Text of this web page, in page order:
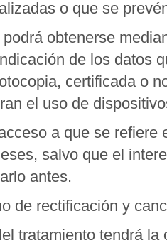
o que se
obtenerse
de los datos
certificada o
el uso de
a que se refiere
salvo que el
antes.
de rectificación y
tratamiento tendrá